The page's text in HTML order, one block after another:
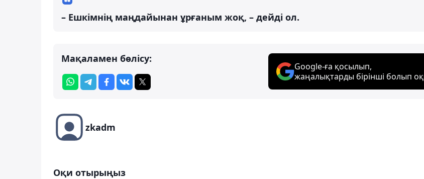
– Ешкімнің маңдайынан ұрғаным жоқ, – дейді ол.
Мақаламен бөлісу:
Google-ға қосылып,
жаңалықтарды бірінші болып
zkadm
Оқи отырыңыз